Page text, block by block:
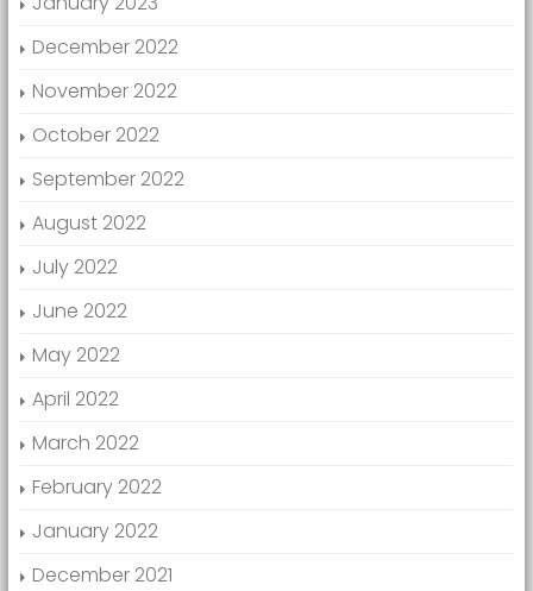
December 2022
November 2022
October 2022
September 2022
August 2022
July 2022
June 2022
May 2022
April 2022
March 2022
February 2022
January 2022
December 2021